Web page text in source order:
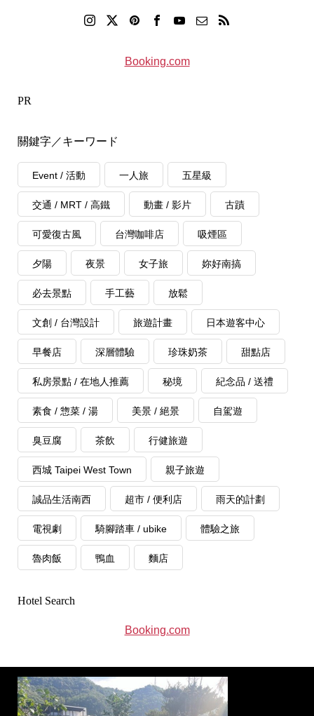
Booking.com
PR
關鍵字／キーワード
Event / 活動 一人旅 五星級
交通 / MRT / 高鐵 動畫 / 影片 古蹟
可愛復古風 台灣咖啡店 吸煙區
夕陽 夜景 女子旅 妳好南搞
必去景點 手工藝 放鬆
文創 / 台灣設計 旅遊計畫 日本遊客中心
早餐店 深層體驗 珍珠奶茶 甜點店
私房景點 / 在地人推薦 秘境 紀念品 / 送禮
素食 / 惣菜 / 湯 美景 / 絕景 自駕遊
臭豆腐 茶飲 行健旅遊
西城 Taipei West Town 親子旅遊
誠品生活南西 超市 / 便利店 雨天的計劃
電視劇 騎腳踏車 / ubike 體驗之旅
魯肉飯 鴨血 麵店
Hotel Search
Booking.com